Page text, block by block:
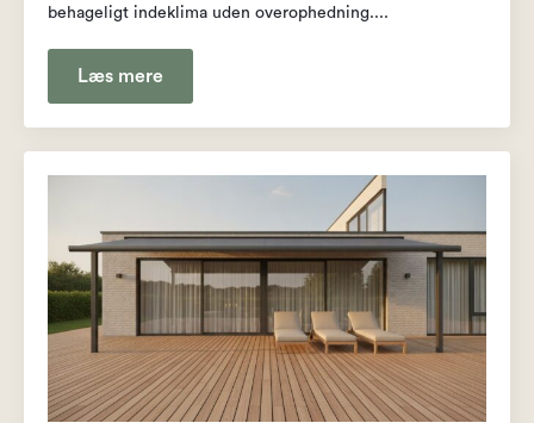
behageligt indeklima uden overophedning....
Læs mere